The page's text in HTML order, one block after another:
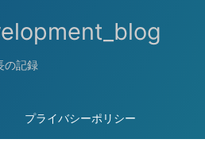
の記録
プライバシーポリシー